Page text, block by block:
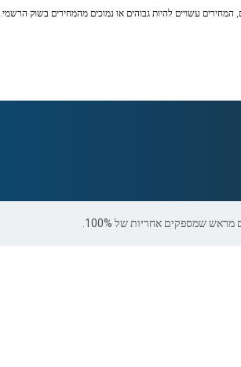
המחירים עשויים להיות גבוהים או נמוכים מהמחירים בשוק הרשמי.